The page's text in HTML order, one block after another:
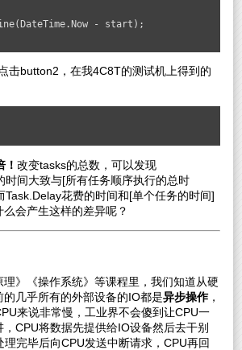
- start);
击button2，在我4C8T的测试机上得到的
！改变tasks的总数，可以发现
时间大致与[所有任务顺序执行的总时
Task.Delay花费的时间和[单个任务的时间]
会产生这样的差异呢？
理》《操作系统》等课程里，我们知道从硬
几乎所有的外部设备的IO都是异步操作，
来说非常慢，工业界不会傻到让CPU一
CPU将数据先提供给IO设备然后去干别
理完毕后向CPU发送中断请求，CPU再回